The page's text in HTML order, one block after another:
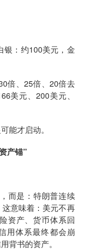
银：约100美元，金
倍、25倍、20倍去
美元、200美元、
能才启动。
产锚”
而是：特朗普连续
意味着：美元不再
资产、货币体系回
用体系最终都会崩
背书的资产。